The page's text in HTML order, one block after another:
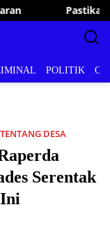
Irham Kalenggo
POLITIK
TENTANG DESA
Serentak